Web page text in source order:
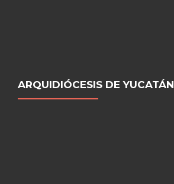
ARQUIDIÓCESIS DE YUCATÁN